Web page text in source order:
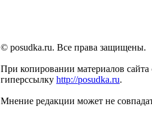
© posudka.ru. Все права защищены.
При копировании материалов сайта
гиперссылку http://posudka.ru.
Мнение редакции может не